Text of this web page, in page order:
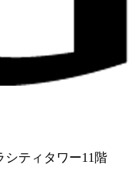
ティタワー11階